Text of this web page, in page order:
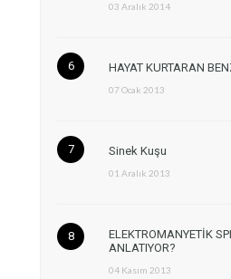
03 Aralık 2014
HAYAT KURTARAN
07 Ocak 2013
Sinek Kuşu
01 Aralık 2013
ELEKTROMANYETİK
ANLATIYOR?
04 Kasım 2013